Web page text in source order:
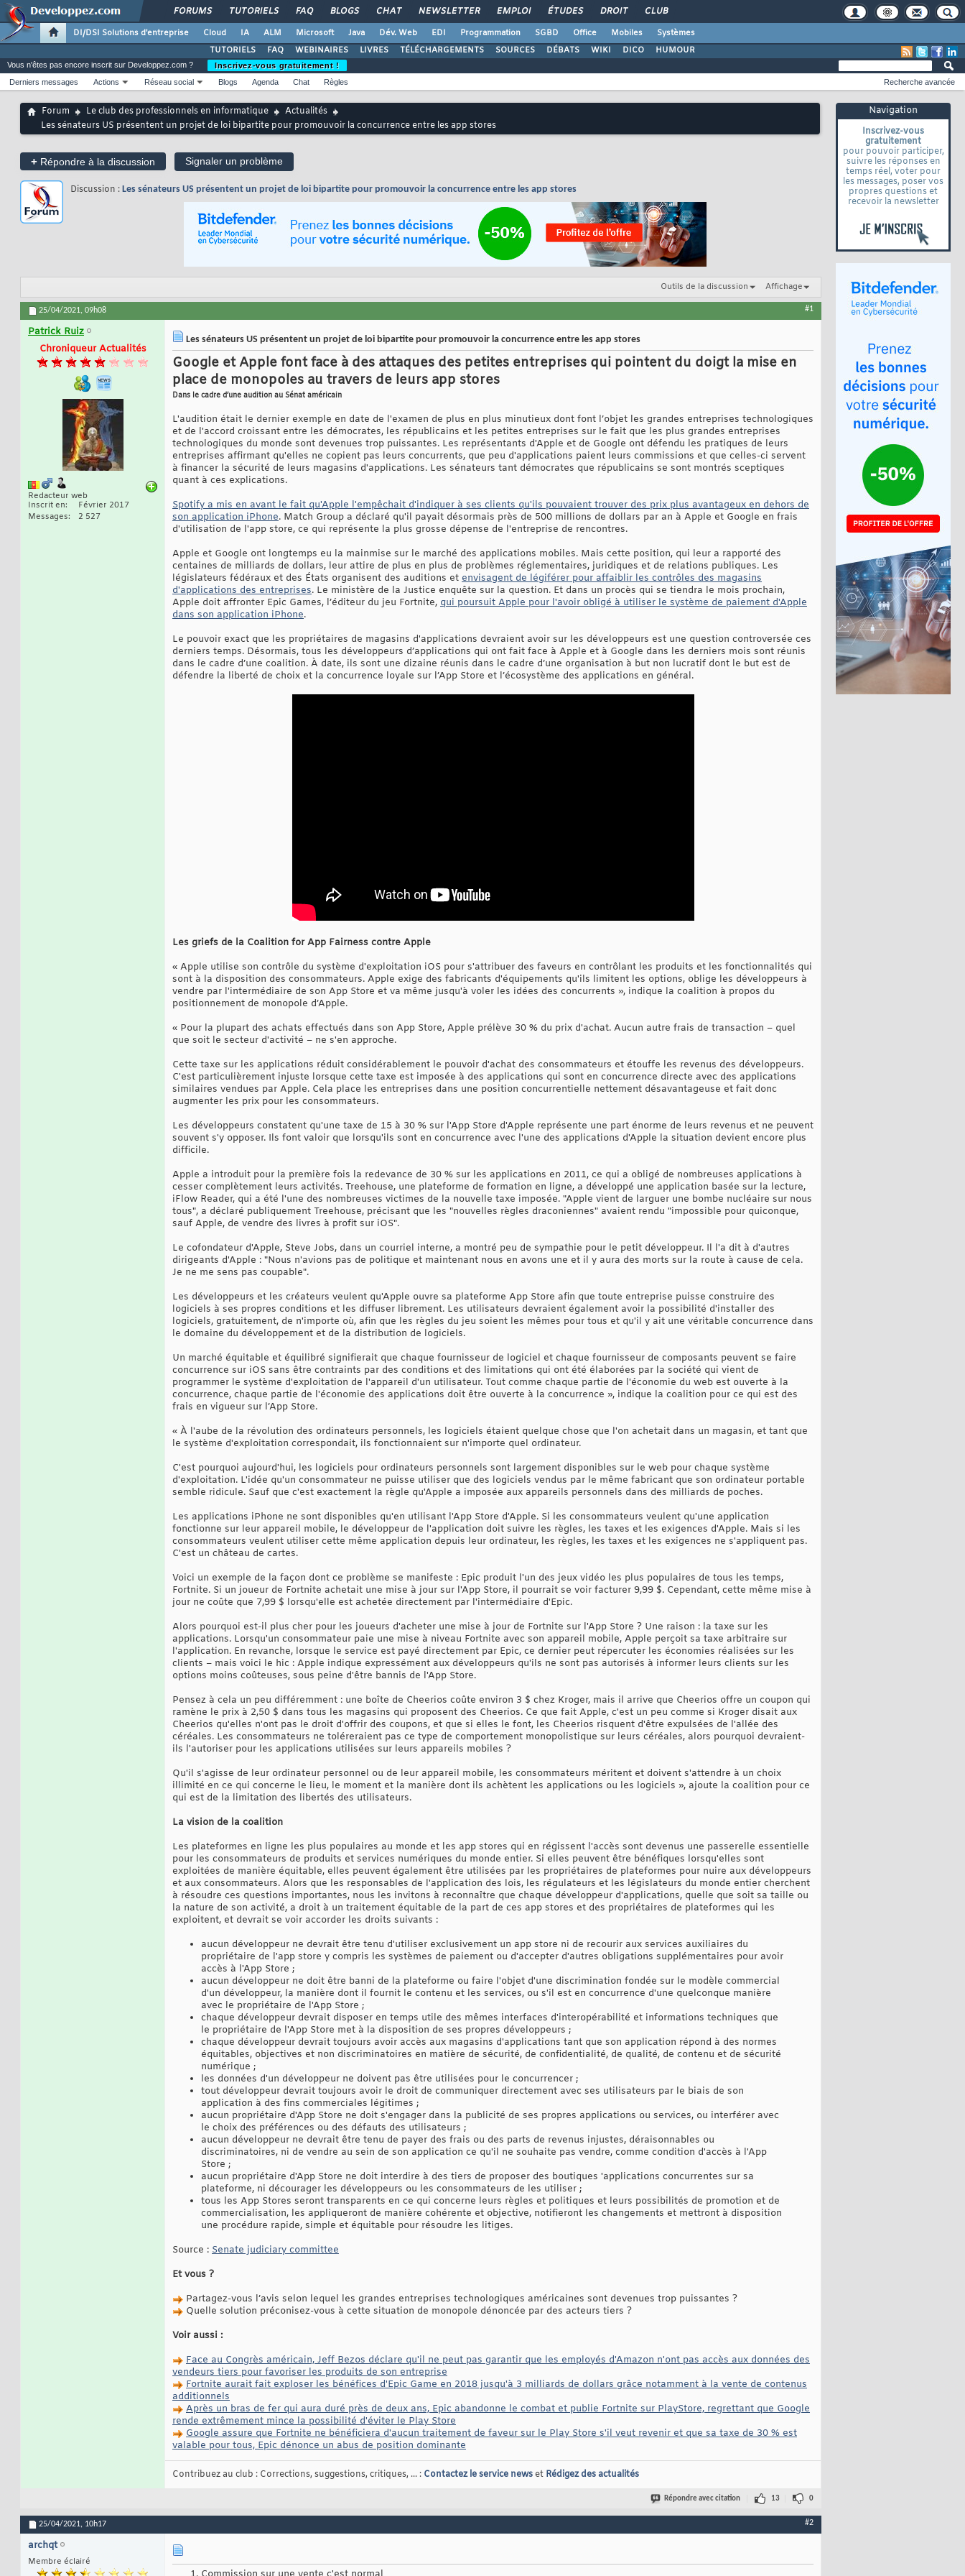
FORUMS TUTORIELS FAQ BLOGS CHAT NEWSLETTER EMPLOI ÉTUDES DROIT CLUB
DI/DSI Solutions d'entreprise Cloud IA ALM Microsoft Java Dév. Web EDI Programmation SGBD Office Mobiles
Systèmes
TUTORIELS
FAQ WEBINAIRES LIVRES TÉLÉCHARGEMENTS SOURCES DÉBATS WIKI DICO HUMOUR
Navigation
Inscrivez-vous
gratuitement
pour pouvoir participer,
suivre les réponses en
temps réel, voter pour
les messages, poser vos
propres questions et
recevoir la newsletter
Vous n'êtes pas encore inscrit sur Developpez.com ?
Inscrivez-vous gratuitement !
Derniers messages
Actions Réseau social Blogs Agenda Chat Règles Recherche avancée
Forum Le club des professionnels en informatique
Actualités
Les sénateurs US présentent un projet de loi bipartite pour promouvoir la concurrence entre les app stores
+ Répondre à la discussion Signaler un problème
Discussion : Les sénateurs US présentent un projet de loi bipartite pour promouvoir la concurrence entre les app stores
Outils de la discussion Affichage
25/04/2021, 09h08 #1
Patrick Ruiz
Chroniqueur Actualités
Redacteur web
Inscrit en
Février 2017
Messages
2 527
Les sénateurs US présentent un projet de loi bipartite pour promouvoir la concurrence entre les app stores
Google et Apple font face à des attaques des petites entreprises qui pointent du doigt la mise en
place de monopoles au travers de leurs app stores
Dans le cadre d’une audition au Sénat américain
L'audition était le dernier exemple en date de l'examen de plus en plus minutieux dont font l’objet les grandes entreprises technologiques
et de l'accord croissant entre les démocrates, les républicains et les petites entreprises sur le fait que les plus grandes entreprises
technologiques du monde sont devenues trop puissantes. Les représentants d'Apple et de Google ont défendu les pratiques de leurs
entreprises affirmant qu'elles ne copient pas leurs concurrents, que peu d'applications paient leurs commissions et que celles-ci servent
à financer la sécurité de leurs magasins d'applications. Les sénateurs tant démocrates que républicains se sont montrés sceptiques
quant à ces explications.
Spotify a mis en avant le fait qu'Apple l'empêchait d'indiquer à ses clients qu'ils pouvaient trouver des prix plus avantageux en dehors de
son application iPhone. Match Group a déclaré qu'il payait désormais près de 500 millions de dollars par an à Apple et Google en frais
d'utilisation de l'app store, ce qui représente la plus grosse dépense de l'entreprise de rencontres.
Apple et Google ont longtemps eu la mainmise sur le marché des applications mobiles. Mais cette position, qui leur a rapporté des
centaines de milliards de dollars, leur attire de plus en plus de problèmes réglementaires, juridiques et de relations publiques. Les
législateurs fédéraux et des États organisent des auditions et envisagent de légiférer pour affaiblir les contrôles des magasins
d'applications des entreprises. Le ministère de la Justice enquête sur la question. Et dans un procès qui se tiendra le mois prochain,
Apple doit affronter Epic Games, l’éditeur du jeu Fortnite, qui poursuit Apple pour l'avoir obligé à utiliser le système de paiement d'Apple
dans son application iPhone.
Le pouvoir exact que les propriétaires de magasins d'applications devraient avoir sur les développeurs est une question controversée ces
derniers temps. Désormais, tous les développeurs d’applications qui ont fait face à Apple et à Google dans les derniers mois sont réunis
dans le cadre d’une coalition. À date, ils sont une dizaine réunis dans le cadre d’une organisation à but non lucratif dont le but est de
défendre la liberté de choix et la concurrence loyale sur l’App Store et l’écosystème des applications en général.
Les griefs de la Coalition for App Fairness contre Apple
« Apple utilise son contrôle du système d'exploitation iOS pour s'attribuer des faveurs en contrôlant les produits et les fonctionnalités qui
sont à la disposition des consommateurs. Apple exige des fabricants d'équipements qu'ils limitent les options, oblige les développeurs à
vendre par l'intermédiaire de son App Store et va même jusqu'à voler les idées des concurrents », indique la coalition à propos du
positionnement de monopole d’Apple.
« Pour la plupart des achats effectués dans son App Store, Apple prélève 30 % du prix d'achat. Aucun autre frais de transaction – quel
que soit le secteur d'activité – ne s'en approche.
Cette taxe sur les applications réduit considérablement le pouvoir d'achat des consommateurs et étouffe les revenus des développeurs.
C'est particulièrement injuste lorsque cette taxe est imposée à des applications qui sont en concurrence directe avec des applications
similaires vendues par Apple. Cela place les entreprises dans une position concurrentielle nettement désavantageuse et fait donc
augmenter les prix pour les consommateurs.
Les développeurs constatent qu'une taxe de 15 à 30 % sur l'App Store d'Apple représente une part énorme de leurs revenus et ne peuvent
souvent s'y opposer. Ils font valoir que lorsqu'ils sont en concurrence avec l'une des applications d'Apple la situation devient encore plus
difficile.
Apple a introduit pour la première fois la redevance de 30 % sur les applications en 2011, ce qui a obligé de nombreuses applications à
cesser complètement leurs activités. Treehouse, une plateforme de formation en ligne, a développé une application basée sur la lecture,
iFlow Reader, qui a été l'une des nombreuses victimes de la nouvelle taxe imposée. "Apple vient de larguer une bombe nucléaire sur nous
tous", a déclaré publiquement Treehouse, précisant que les "nouvelles règles draconiennes" avaient rendu "impossible pour quiconque,
sauf Apple, de vendre des livres à profit sur iOS".
Le cofondateur d'Apple, Steve Jobs, dans un courriel interne, a montré peu de sympathie pour le petit développeur. Il l'a dit à d'autres
dirigeants d'Apple : "Nous n'avions pas de politique et maintenant nous en avons une et il y aura des morts sur la route à cause de cela.
Je ne me sens pas coupable".
Les développeurs et les créateurs veulent qu'Apple ouvre sa plateforme App Store afin que toute entreprise puisse construire des
logiciels à ses propres conditions et les diffuser librement. Les utilisateurs devraient également avoir la possibilité d'installer des
logiciels, gratuitement, de n'importe où, afin que les règles du jeu soient les mêmes pour tous et qu'il y ait une véritable concurrence dans
le domaine du développement et de la distribution de logiciels.
Un marché équitable et équilibré signifierait que chaque fournisseur de logiciel et chaque fournisseur de composants peuvent se faire
concurrence sur iOS sans être contraints par des conditions et des limitations qui ont été élaborées par la société qui vient de
programmer le système d'exploitation de l'appareil d'un utilisateur. Tout comme chaque partie de l'économie du web est ouverte à la
concurrence, chaque partie de l'économie des applications doit être ouverte à la concurrence », indique la coalition pour ce qui est des
frais en vigueur sur l’App Store.
« À l'aube de la révolution des ordinateurs personnels, les logiciels étaient quelque chose que l'on achetait dans un magasin, et tant que
le système d'exploitation correspondait, ils fonctionnaient sur n'importe quel ordinateur.
C'est pourquoi aujourd'hui, les logiciels pour ordinateurs personnels sont largement disponibles sur le web pour chaque système
d'exploitation. L'idée qu'un consommateur ne puisse utiliser que des logiciels vendus par le même fabricant que son ordinateur portable
semble ridicule. Sauf que c'est exactement la règle qu'Apple a imposée aux appareils personnels dans des milliards de poches.
Les applications iPhone ne sont disponibles qu'en utilisant l'App Store d'Apple. Si les consommateurs veulent qu'une application
fonctionne sur leur appareil mobile, le développeur de l'application doit suivre les règles, les taxes et les exigences d'Apple. Mais si les
consommateurs veulent utiliser cette même application depuis leur ordinateur, les règles, les taxes et les exigences ne s'appliquent pas.
C'est un château de cartes.
Voici un exemple de la façon dont ce problème se manifeste : Epic produit l'un des jeux vidéo les plus populaires de tous les temps,
Fortnite. Si un joueur de Fortnite achetait une mise à jour sur l'App Store, il pourrait se voir facturer 9,99 $. Cependant, cette même mise à
jour ne coûte que 7,99 $ lorsqu'elle est achetée directement par l'intermédiaire d'Epic.
Alors pourquoi est-il plus cher pour les joueurs d'acheter une mise à jour de Fortnite sur l'App Store ? Une raison : la taxe sur les
applications. Lorsqu'un consommateur paie une mise à niveau Fortnite avec son appareil mobile, Apple perçoit sa taxe arbitraire sur
l'application. En revanche, lorsque le service est payé directement par Epic, ce dernier peut répercuter les économies réalisées sur les
clients – mais voici le hic : Apple indique expressément aux développeurs qu'ils ne sont pas autorisés à informer leurs clients sur les
options moins coûteuses, sous peine d'être bannis de l'App Store.
Pensez à cela un peu différemment : une boîte de Cheerios coûte environ 3 $ chez Kroger, mais il arrive que Cheerios offre un coupon qui
ramène le prix à 2,50 $ dans tous les magasins qui proposent des Cheerios. Ce que fait Apple, c'est un peu comme si Kroger disait aux
Cheerios qu'elles n'ont pas le droit d'offrir des coupons, et que si elles le font, les Cheerios risquent d'être expulsées de l'allée des
céréales. Les consommateurs ne toléreraient pas ce type de comportement monopolistique sur leurs céréales, alors pourquoi devraient-
ils l'autoriser pour les applications utilisées sur leurs appareils mobiles ?
Qu'il s'agisse de leur ordinateur personnel ou de leur appareil mobile, les consommateurs méritent et doivent s'attendre à un choix
illimité en ce qui concerne le lieu, le moment et la manière dont ils achètent les applications ou les logiciels », ajoute la coalition pour ce
qui est de la limitation des libertés des utilisateurs.
La vision de la coalition
Les plateformes en ligne les plus populaires au monde et les app stores qui en régissent l'accès sont devenus une passerelle essentielle
pour les consommateurs de produits et services numériques du monde entier. Si elles peuvent être bénéfiques lorsqu'elles sont
exploitées de manière équitable, elles peuvent également être utilisées par les propriétaires de plateformes pour nuire aux développeurs
et aux consommateurs. Alors que les responsables de l'application des lois, les régulateurs et les législateurs du monde entier cherchent
à résoudre ces questions importantes, nous les invitons à reconnaître que chaque développeur d'applications, quelle que soit sa taille ou
la nature de son activité, a droit à un traitement équitable de la part de ces app stores et des propriétaires de plateformes qui les
exploitent, et devrait se voir accorder les droits suivants :
aucun développeur ne devrait être tenu d'utiliser exclusivement un app store ni de recourir aux services auxiliaires du
propriétaire de l'app store y compris les systèmes de paiement ou d'accepter d'autres obligations supplémentaires pour avoir
accès à l'App Store ;
aucun développeur ne doit être banni de la plateforme ou faire l'objet d'une discrimination fondée sur le modèle commercial
d'un développeur, la manière dont il fournit le contenu et les services, ou s'il est en concurrence d'une quelconque manière
avec le propriétaire de l'App Store ;
chaque développeur devrait disposer en temps utile des mêmes interfaces d'interopérabilité et informations techniques que
le propriétaire de l'App Store met à la disposition de ses propres développeurs ;
chaque développeur devrait toujours avoir accès aux magasins d'applications tant que son application répond à des normes
équitables, objectives et non discriminatoires en matière de sécurité, de confidentialité, de qualité, de contenu et de sécurité
numérique ;
les données d'un développeur ne doivent pas être utilisées pour le concurrencer ;
tout développeur devrait toujours avoir le droit de communiquer directement avec ses utilisateurs par le biais de son
application à des fins commerciales légitimes ;
aucun propriétaire d'App Store ne doit s'engager dans la publicité de ses propres applications ou services, ou interférer avec
le choix des préférences ou des défauts des utilisateurs ;
aucun développeur ne devrait être tenu de payer des frais ou des parts de revenus injustes, déraisonnables ou
discriminatoires, ni de vendre au sein de son application ce qu'il ne souhaite pas vendre, comme condition d'accès à l'App
Store ;
aucun propriétaire d'App Store ne doit interdire à des tiers de proposer des boutiques 'applications concurrentes sur sa
plateforme, ni décourager les développeurs ou les consommateurs de les utiliser ;
tous les App Stores seront transparents en ce qui concerne leurs règles et politiques et leurs possibilités de promotion et de
commercialisation, les appliqueront de manière cohérente et objective, notifieront les changements et mettront à disposition
une procédure rapide, simple et équitable pour résoudre les litiges.
Source : Senate judiciary committee
Et vous ?
Partagez-vous l’avis selon lequel les grandes entreprises technologiques américaines sont devenues trop puissantes ?
Quelle solution préconisez-vous à cette situation de monopole dénoncée par des acteurs tiers ?
Voir aussi :
Face au Congrès américain, Jeff Bezos déclare qu'il ne peut pas garantir que les employés d'Amazon n'ont pas accès aux données des
vendeurs tiers pour favoriser les produits de son entreprise
Fortnite aurait fait exploser les bénéfices d'Epic Game en 2018 jusqu'à 3 milliards de dollars grâce notamment à la vente de contenus
additionnels
Après un bras de fer qui aura duré près de deux ans, Epic abandonne le combat et publie Fortnite sur PlayStore, regrettant que Google
rende extrêmement mince la possibilité d'éviter le Play Store
Google assure que Fortnite ne bénéficiera d'aucun traitement de faveur sur le Play Store s'il veut revenir et que sa taxe de 30 % est
valable pour tous, Epic dénonce un abus de position dominante
Contribuez au club : Corrections, suggestions, critiques, ... : Contactez le service newset Rédigez des actualités
Répondre avec citation 13 0
25/04/2021, 10h17 #2
archqt
Membre éclairé